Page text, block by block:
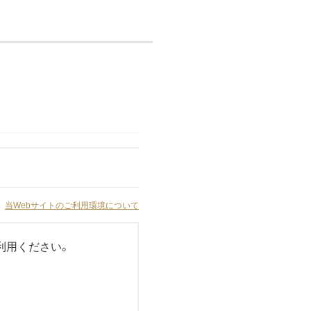
当Webサイトのご利用環境について
ください。